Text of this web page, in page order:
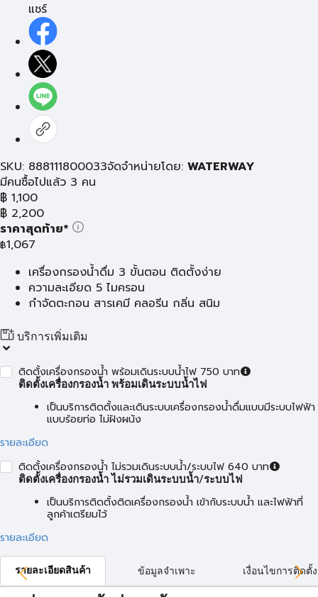
แชร์
SKU: 888111800033จัดจำหน่ายโดย: WATERWAY
มีคนซื้อไปแล้ว 3 คน
฿ 1,100
฿ 2,200
ราคาสุดท้าย*
฿1,067
เครื่องกรองน้ำดื่ม 3 ขั้นตอน ติดตั้งง่าย
ความละเอียด 5 ไมครอน
กำจัดตะกอน สารเคมี คลอรีน กลิ่น สนิม
บริการเพิ่มเติม
ติดตั้งเครื่องกรองน้ำ พร้อมเดินระบบน้ำไฟ 750 บาท
ติดตั้งเครื่องกรองน้ำ พร้อมเดินระบบน้ำไฟ
เป็นบริการติดตั้งและเดินระบบเครื่องกรองน้ำดื่มแบบมีระบบไฟฟ้า
แบบร้อยท่อ ไม่ฝังผนัง
รายละเอียด
ติดตั้งเครื่องกรองน้ำ ไม่รวมเดินระบบน้ำ/ระบบไฟ 640 บาท
ติดตั้งเครื่องกรองน้ำ ไม่รวมเดินระบบน้ำ/ระบบไฟ
เป็นบริการติดตั้งติดเครื่องกรองน้ำ เข้ากับระบบน้ำ และไฟฟ้าที่
ลูกค้าเตรียมไว้
รายละเอียด
รายละเอียดสินค้า ข้อมูลจำเพาะ เงื่อนไขการติดตั้ง